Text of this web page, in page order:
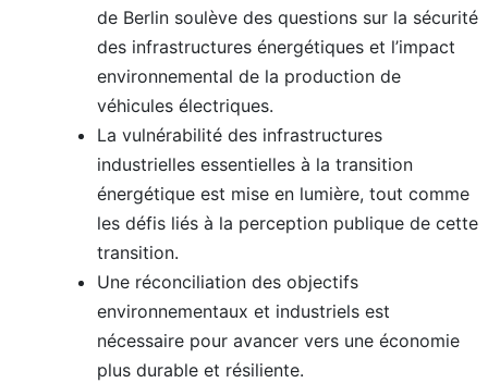
de Berlin soulève des questions sur la sécurité
des infrastructures énergétiques et l’impact
environnemental de la production de
véhicules électriques.
La vulnérabilité des infrastructures
industrielles essentielles à la transition
énergétique est mise en lumière, tout comme
les défis liés à la perception publique de cette
transition.
Une réconciliation des objectifs
environnementaux et industriels est
nécessaire pour avancer vers une économie
plus durable et résiliente.